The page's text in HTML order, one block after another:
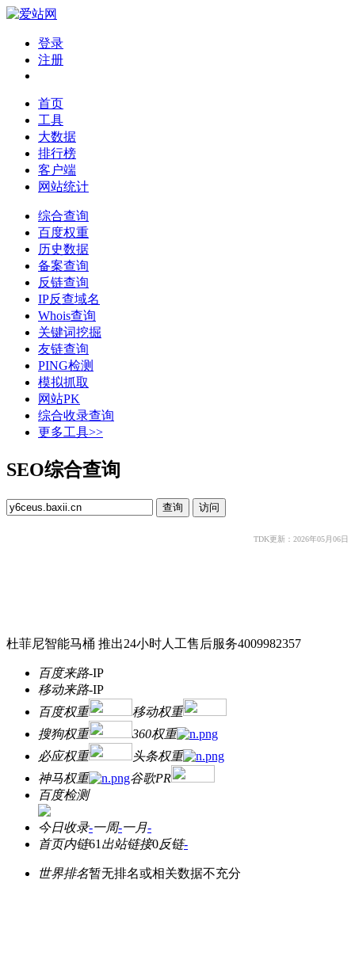
登录
注册
首页
工具
大数据
排行榜
客户端
网站统计
综合查询
百度权重
历史数据
备案查询
反链查询
IP反查域名
Whois查询
关键词挖掘
友链查询
PING检测
模拟抓取
网站PK
综合收录查询
更多工具>>
SEO综合查询
TDK更新：2026年05月06日
杜菲尼智能马桶 推出24小时人工售后服务4009982357
百度来路-IP
移动来路-IP
百度权重
移动权重
搜狗权重
360权重
必应权重
头条权重
神马权重
谷歌PR
百度检测
今日收录-一周-一月-
首页内链61 出站链接0反链-
世界排名暂无排名或相关数据不充分